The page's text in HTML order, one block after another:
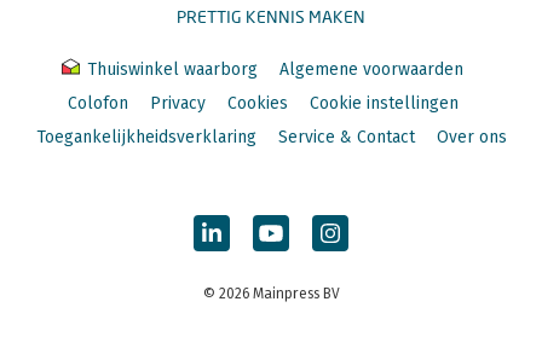
PRETTIG KENNIS MAKEN
Thuiswinkel waarborg
Algemene voorwaarden
Colofon
Privacy Cookies
Cookie instellingen
Toegankelijkheidsverklaring
Service & Contact Over ons
© 2026 Mainpress BV